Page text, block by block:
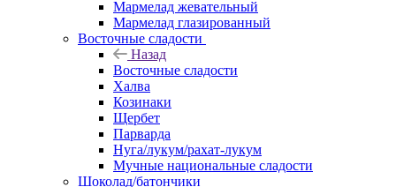
Мармелад жевательный
Мармелад глазированный
Восточные сладости
Назад
Восточные сладости
Халва
Козинаки
Щербет
Парварда
Нуга/лукум/рахат-лукум
Мучные национальные сладости
Шоколад/батончики